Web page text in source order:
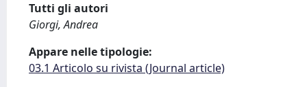
Tutti gli autori
Giorgi, Andrea
Appare nelle tipologie:
03.1 Articolo su rivista (Journal article)